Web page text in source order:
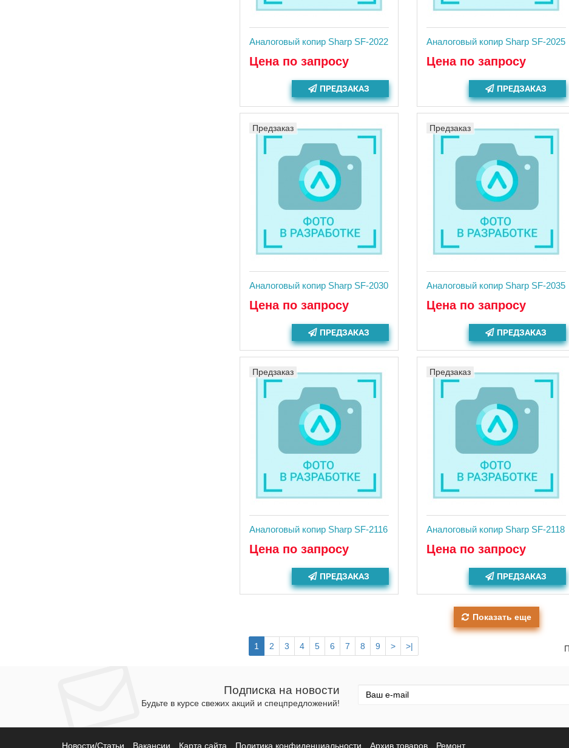
Аналоговый копир Sharp SF-2022
Цена по запросу
ПРЕДЗАКАЗ
Аналоговый копир Sharp SF-2025
Цена по запросу
ПРЕДЗАКАЗ
Предзаказ
Аналоговый копир Sharp SF-2030
Цена по запросу
ПРЕДЗАКАЗ
Предзаказ
Аналоговый копир Sharp SF-2035
Цена по запросу
ПРЕДЗАКАЗ
Предзаказ
Аналоговый копир Sharp SF-2116
Цена по запросу
ПРЕДЗАКАЗ
Предзаказ
Аналоговый копир Sharp SF-2118
Цена по запросу
ПРЕДЗАКАЗ
Показать еще
1 2 3 4 5 6 7 8 9 > >|
Подписка на новости
Будьте в курсе свежих акций и спецпредложений!
Новости/Статьи Вакансии Карта сайта Политика конфиденциальности Архив товаров Ремонт